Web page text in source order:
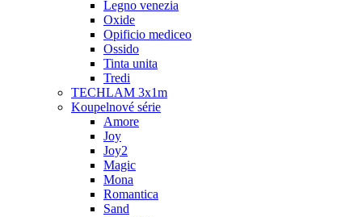
Legno venezia
Oxide
Opificio mediceo
Ossido
Tinta unita
Tredi
TECHLAM 3x1m
Koupelnové série
Amore
Joy
Joy2
Magic
Mona
Romantica
Sand